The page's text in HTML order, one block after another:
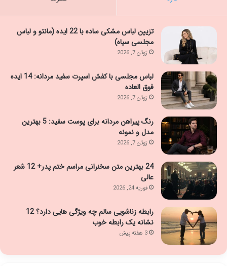
تزیین لباس مشکی ساده با 22 ایده (مانتو و لباس
مجلسی سیاه)
ژوئن 7, 2026
لباس مجلسی با کفش اسپرت سفید مردانه: 14 ایده
فوق العاده
ژوئن 7, 2026
رنگ پیراهن مردانه برای پوست سفید: 5 بهترین
مدل و نمونه
ژوئن 7, 2026
24 بهترین متن سخنرانی مراسم ختم پدر+ 12 شعر
عالی
فوریه 24, 2026
رابطه زناشویی سالم چه ویژگی هایی دارد؟ 12
نشانه یک رابطه خوب
3 هفته پیش